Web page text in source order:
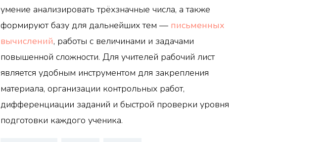
умение анализировать трёхзначные числа, а также
формируют базу для дальнейших тем — письменных
вычислений, работы с величинами и задачами
повышенной сложности. Для учителей рабочий лист
является удобным инструментом для закрепления
материала, организации контрольных работ,
дифференциации заданий и быстрой проверки уровня
подготовки каждого ученика.